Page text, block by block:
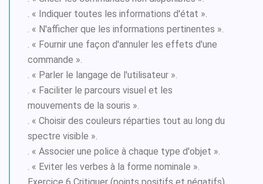
. « Indiquer toutes les informations d'état ».
. « N'afficher que les informations pertinentes ».
. « Fournir une façon d'annuler les effets d'une
commande ».
. « Parler le langage de l'utilisateur ».
. « Faciliter le parcours visuel et les
mouvements de la souris ».
. « Choisir des couleurs réparties tout au long du
spectre visible ».
. « Associer une police à chaque type d'objet ».
. « Eviter les verbes à la forme nominale ».